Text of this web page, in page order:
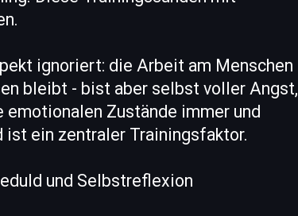
ignoriert: die Arbeit am Menschen
bleibt - bist aber selbst voller Angst,
Zustände immer und
ist ein zentraler Trainingsfaktor.
und Selbstreflexion